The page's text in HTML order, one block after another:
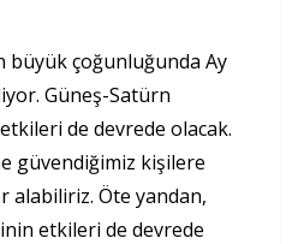
büyük çoğunluğunda Ay
Güneş-Satürn
etkileri de devrede olacak.
güvendiğimiz kişilere
alabiliriz. Öte yandan,
etkileri de devrede